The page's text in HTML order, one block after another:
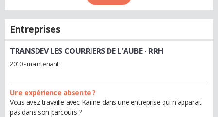
Entreprises
TRANSDEV LES COURRIERS DE L'AUBE- RRH
2010 - maintenant
Une expérience absente ?
Vous avez travaillé avec Karine dans une entreprise qui n'apparaît
pas dans son parcours ?